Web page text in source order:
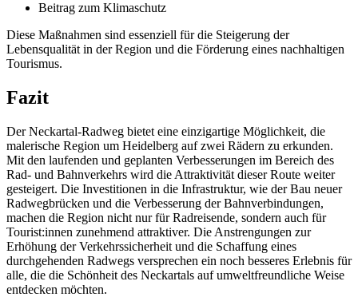
Beitrag zum Klimaschutz
Diese Maßnahmen sind essenziell für die Steigerung der
Lebensqualität in der Region und die Förderung eines nachhaltigen
Tourismus.
Fazit
Der Neckartal-Radweg bietet eine einzigartige Möglichkeit, die
malerische Region um Heidelberg auf zwei Rädern zu erkunden.
Mit den laufenden und geplanten Verbesserungen im Bereich des
Rad- und Bahnverkehrs wird die Attraktivität dieser Route weiter
gesteigert. Die Investitionen in die Infrastruktur, wie der Bau neuer
Radwegbrücken und die Verbesserung der Bahnverbindungen,
machen die Region nicht nur für Radreisende, sondern auch für
Tourist:innen zunehmend attraktiver. Die Anstrengungen zur
Erhöhung der Verkehrssicherheit und die Schaffung eines
durchgehenden Radwegs versprechen ein noch besseres Erlebnis für
alle, die die Schönheit des Neckartals auf umweltfreundliche Weise
entdecken möchten.